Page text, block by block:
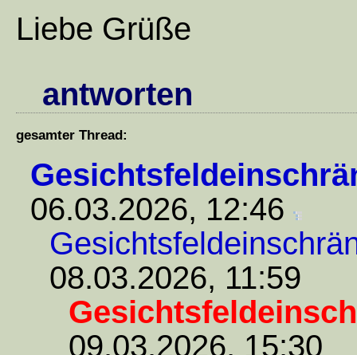
Liebe Grüße
antworten
gesamter Thread:
06.03.2026, 12:46
08.03.2026, 11:59
09.03.2026, 15:30